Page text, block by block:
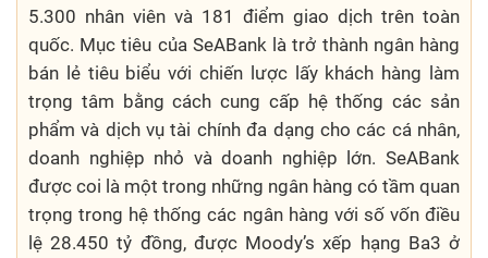
5.300 nhân viên và 181 điểm giao dịch trên toàn
quốc. Mục tiêu của SeABank là trở thành ngân hàng
bán lẻ tiêu biểu với chiến lược lấy khách hàng làm
trọng tâm bằng cách cung cấp hệ thống các sản
phẩm và dịch vụ tài chính đa dạng cho các cá nhân,
doanh nghiệp nhỏ và doanh nghiệp lớn. SeABank
được coi là một trong những ngân hàng có tầm quan
trọng trong hệ thống các ngân hàng với số vốn điều
lệ 28.450 tỷ đồng, được Moody’s xếp hạng Ba3 ở